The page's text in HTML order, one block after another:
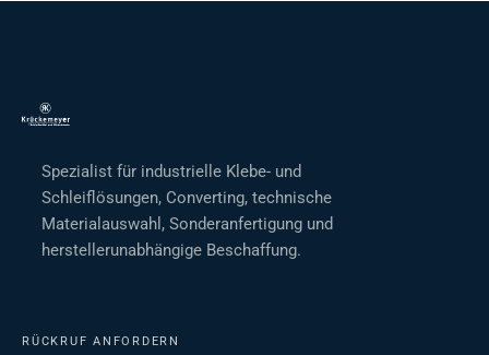
Spezialist für industrielle Klebe- und
Schleiflösungen, Converting, technische
Materialauswahl, Sonderanfertigung und
herstellerunabhängige Beschaffung.
RÜCKRUF ANFORDERN